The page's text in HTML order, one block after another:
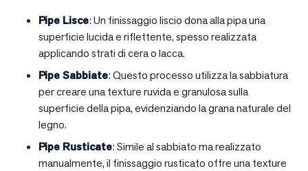
Pipe Lisce: Un finissaggio liscio dona alla pipa una
superficie lucida e riflettente, spesso realizzata
applicando strati di cera o lacca.
Pipe Sabbiate: Questo processo utilizza la sabbiatura
per creare una texture ruvida e granulosa sulla
superficie della pipa, evidenziando la grana naturale del
legno.
Pipe Rusticate: Simile al sabbiato ma realizzato
manualmente, il finissaggio rusticato offre una texture